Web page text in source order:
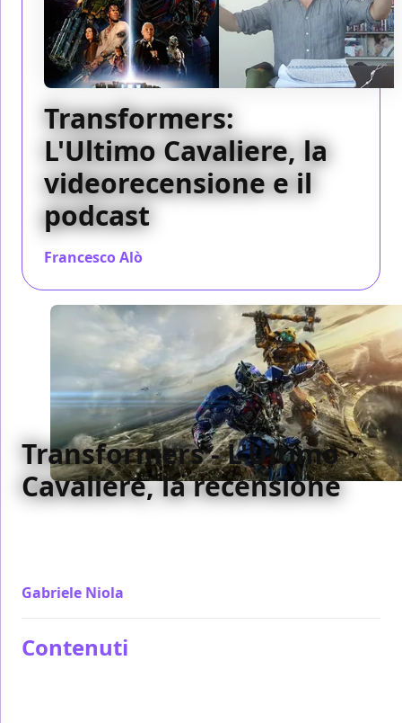
Transformers:
L'Ultimo Cavaliere, la
videorecensione e il
podcast
Francesco Alò
Transformers - L'Ultimo
Cavaliere, la recensione
Gabriele Niola
Contenuti